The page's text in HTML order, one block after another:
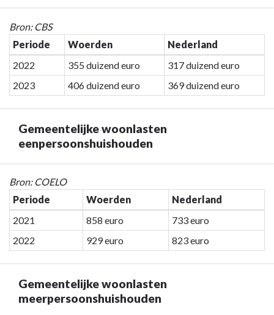
Terug
naar
navigatie
Programma
inkomsten
waarde
Bron: CBS
Periode
Woerden
Nederland
2022
355 duizend euro
317 duizend euro
2023
406 duizend euro 369 duizend euro
Gemeentelijke woonlasten
eenpersoonshuishouden
Terug
naar
navigatie
Programma
inkomsten
Bron: COELO
Periode
Woerden
Nederland
2021
858 euro
733 euro
2022
929 euro 823 euro
Gemeentelijke woonlasten
meerpersoonshuishouden